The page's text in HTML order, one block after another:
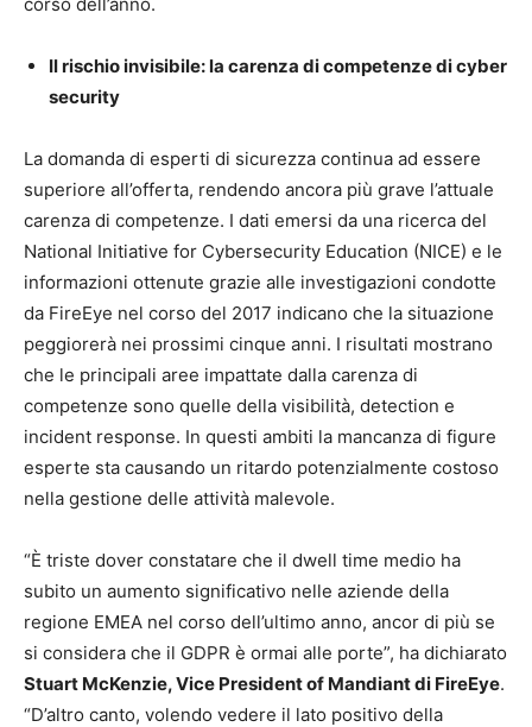
Il rischio invisibile: la carenza di competenze di cyber
security
La domanda di esperti di sicurezza continua ad essere
superiore all’offerta, rendendo ancora più grave l’attuale
carenza di competenze. I dati emersi da una ricerca del
National Initiative for Cybersecurity Education (NICE) e le
informazioni ottenute grazie alle investigazioni condotte
da FireEye nel corso del 2017 indicano che la situazione
peggiorerà nei prossimi cinque anni. I risultati mostrano
che le principali aree impattate dalla carenza di
competenze sono quelle della visibilità, detection e
incident response. In questi ambiti la mancanza di figure
esperte sta causando un ritardo potenzialmente costoso
nella gestione delle attività malevole.
“È triste dover constatare che il dwell time medio ha
subito un aumento significativo nelle aziende della
regione EMEA nel corso dell’ultimo anno, ancor di più se
si considera che il GDPR è ormai alle porte”, ha dichiarato
Stuart McKenzie, Vice President of Mandiant di FireEye.
“D’altro canto, volendo vedere il lato positivo della